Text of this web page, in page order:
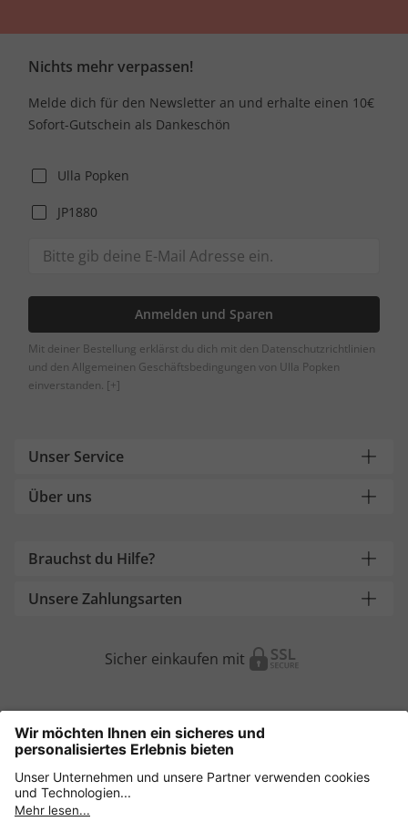
Nichts mehr verpassen!
Melde dich für den Newsletter an und erhalte einen 10€
Sofort-Gutschein als Dankeschön
Ulla Popken
JP1880
Anmelden und Sparen
Mit deiner Bestellung erklärst du dich mit den Datenschutzrichtlinien
und den Allgemeinen Geschäftsbedingungen von Ulla Popken
einverstanden. [+]
Unser Service
Über uns
Brauchst du Hilfe?
Unsere Zahlungsarten
Sicher einkaufen mit
Weitere Onlineshops